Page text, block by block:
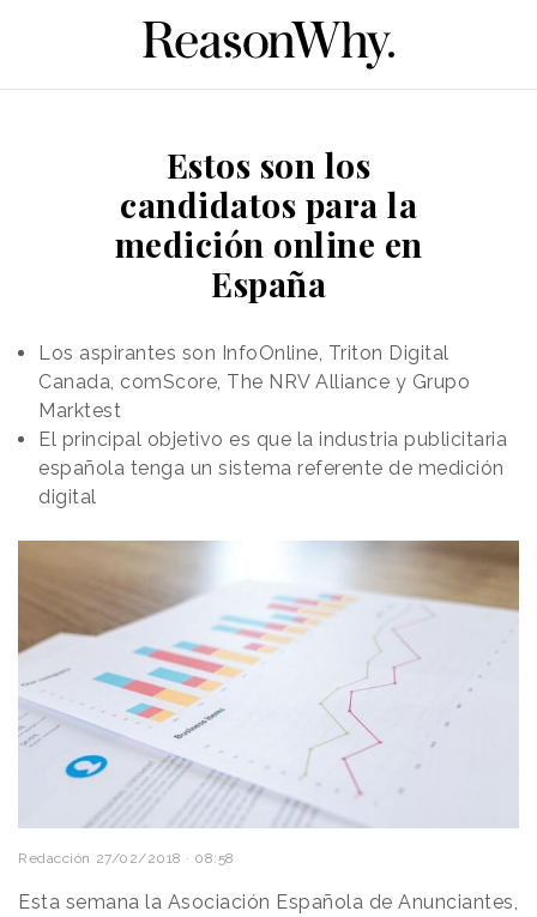
Estos son los
candidatos para la
medición online en
España
Los aspirantes son InfoOnline, Triton Digital
Canada, comScore, The NRV Alliance y Grupo
Marktest
El principal objetivo es que la industria publicitaria
española tenga un sistema referente de medición
digital
Redacción 27/02/2018 · 08:58
Esta semana la Asociación Española de Anunciantes,